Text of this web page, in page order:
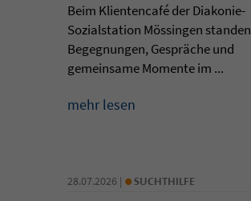
Beim Klientencafé der Diakonie-
Sozialstation Mössingen standen
Begegnungen, Gespräche und
gemeinsame Momente im ...
mehr lesen
28.07.2026 | • SUCHTHILFE